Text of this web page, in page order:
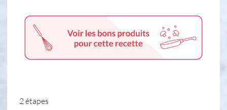
2 étapes